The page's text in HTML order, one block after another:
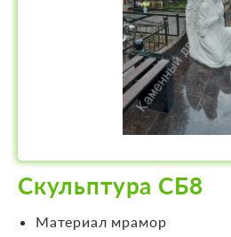
Скульптура СБ8
Материал мрамор